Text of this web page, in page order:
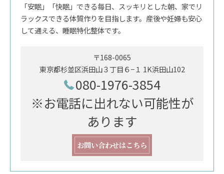
「安眠」「快眠」できる毎日、スッキリとした朝、家でリ
ラックスできる体質作りを目指します。産後や妊婦も安心
して通える、睡眠特化整体です。
〒168-0065
東京都杉並区浜田山３丁目６−１ 1K浜田山102
080-1976-3854
※お電話に出れない可能性が
あります
お問い合わせはこちら